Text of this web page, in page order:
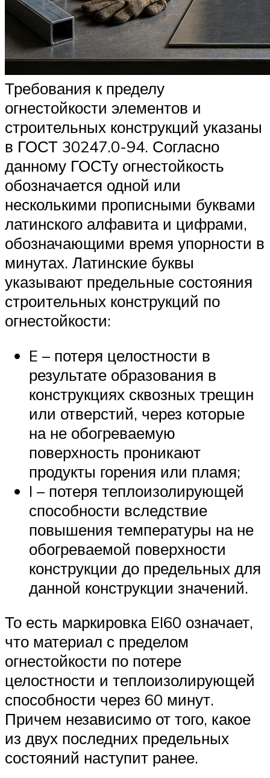
Требования к пределу
огнестойкости элементов и
строительных конструкций указаны
в ГОСТ 30247.0-94. Согласно
данному ГОСТу огнестойкость
обозначается одной или
несколькими прописными буквами
латинского алфавита и цифрами,
обозначающими время упорности в
минутах. Латинские буквы
указывают предельные состояния
строительных конструкций по
огнестойкости:
E – потеря целостности в
результате образования в
конструкциях сквозных трещин
или отверстий, через которые
на не обогреваемую
поверхность проникают
продукты горения или пламя;
I – потеря теплоизолирующей
способности вследствие
повышения температуры на не
обогреваемой поверхности
конструкции до предельных для
данной конструкции значений.
То есть маркировка EI60 означает,
что материал с пределом
огнестойкости по потере
целостности и теплоизолирующей
способности через 60 минут.
Причем независимо от того, какое
из двух последних предельных
состояний наступит ранее.